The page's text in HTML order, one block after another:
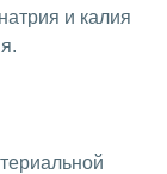
и калия